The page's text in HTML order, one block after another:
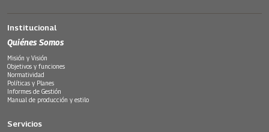
Institucional
Quiénes Somos
Misión y Visión
Objetivos y funciones
Normatividad
Políticas y Planes
Informes de Gestión
Manual de producción y estilo
Servicios